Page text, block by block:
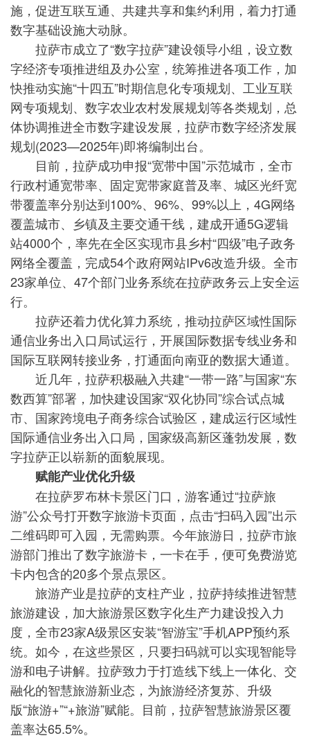
施，促进互联互通、共建共享和集约利用，着力打通
数字基础设施大动脉。
拉萨市成立了“数字拉萨”建设领导小组，设立数
字经济专项推进组及办公室，统筹推进各项工作，加
快推动实施“十四五”时期信息化专项规划、工业互联
网专项规划、数字农业农村发展规划等各类规划，总
体协调推进全市数字建设发展，拉萨市数字经济发展
规划(2023—2025年)即将编制出台。
目前，拉萨成功申报“宽带中国”示范城市，全市
行政村通宽带率、固定宽带家庭普及率、城区光纤宽
带覆盖率分别达到100%、96%、99%以上，4G网络
覆盖城市、乡镇及主要交通干线，建成开通5G逻辑
站4000个，率先在全区实现市县乡村“四级”电子政务
网络全覆盖，完成54个政府网站IPv6改造升级。全市
23家单位、47个部门业务系统在拉萨政务云上安全运
行。
拉萨还着力优化算力系统，推动拉萨区域性国际
通信业务出入口局试运行，开展国际数据专线业务和
国际互联网转接业务，打通面向南亚的数据大通道。
近几年，拉萨积极融入共建“一带一路”与国家“东
数西算”部署，加快建设国家“双化协同”综合试点城
市、国家跨境电子商务综合试验区，建成运行区域性
国际通信业务出入口局，国家级高新区蓬勃发展，数
字拉萨正以崭新的面貌展现。
赋能产业优化升级
在拉萨罗布林卡景区门口，游客通过“拉萨旅
游”公众号打开数字旅游卡页面，点击“扫码入园”出示
二维码即可入园，无需购票。今年旅游日，拉萨市旅
游部门推出了数字旅游卡，一卡在手，便可免费游览
卡内包含的20多个景点景区。
旅游产业是拉萨的支柱产业，拉萨持续推进智慧
旅游建设，加大旅游景区数字化生产力建设投入力
度，全市23家A级景区安装“智游宝”手机APP预约系
统。如今，在这些景区，只要扫码就可以实现智能导
游和电子讲解。拉萨致力于打造线下线上一体化、交
融化的智慧旅游新业态，为旅游经济复苏、升级
版“旅游+”“+旅游”赋能。目前，拉萨智慧旅游景区覆
盖率达65.5%。